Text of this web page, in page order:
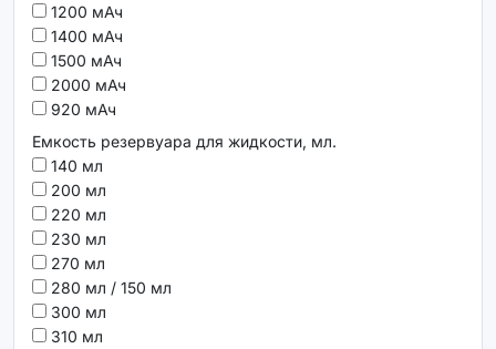
1200 мАч
1400 мАч
1500 мАч
2000 мАч
920 мАч
Емкость резервуара для жидкости, мл.
140 мл
200 мл
220 мл
230 мл
270 мл
280 мл / 150 мл
300 мл
310 мл